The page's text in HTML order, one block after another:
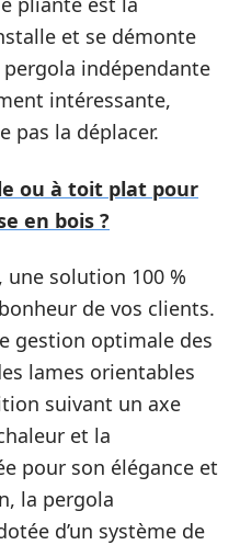
et se démonte
indépendante
intéressante,
pas la déplacer.
ou à toit plat pour
en bois ?
solution 100 %
de vos clients.
gestion optimale des
lames orientables
suivant un axe
et la
pour son élégance et
la pergola
d’un système de